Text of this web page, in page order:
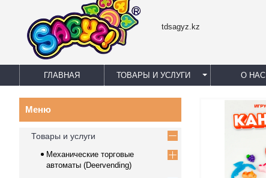
tdsagyz.kz
ГЛАВНАЯ ТОВАРЫ И УСЛУГИ О НАС
Товары и услуги
Механические торговые
автоматы (Deervending)